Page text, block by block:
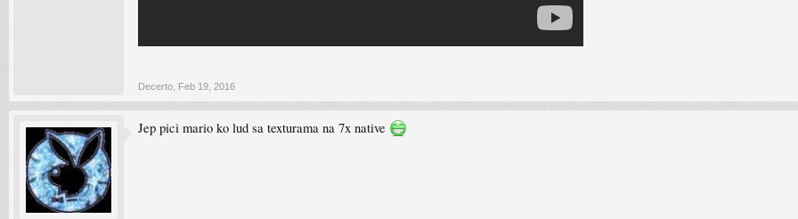
Decerto Feb 19, 2016
Jep pici mario ko lud sa texturama na 7x native